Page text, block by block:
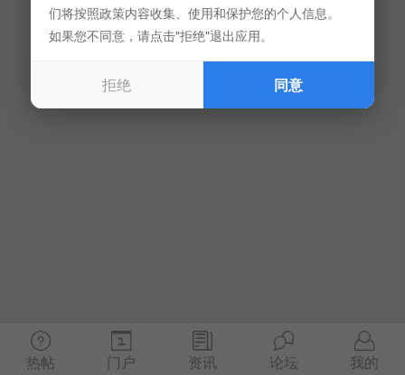
热帖 门户 资讯 论坛 我的
们将按照政策内容收集、使用和保护您的个人信息。
如果您不同意，请点击"拒绝"退出应用。
拒绝 同意